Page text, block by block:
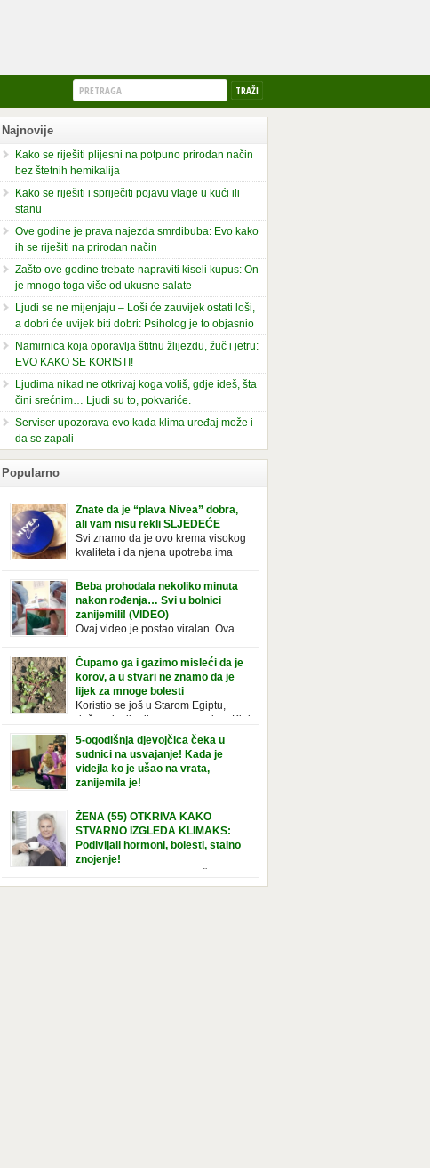
Najnovije
Kako se riješiti plijesni na potpuno prirodan način
bez štetnih hemikalija
Kako se riješiti i spriječiti pojavu vlage u kući ili
stanu
Ove godine je prava najezda smrdibuba: Evo kako
ih se riješiti na prirodan način
Zašto ove godine trebate napraviti kiseli kupus: On
je mnogo toga više od ukusne salate
Ljudi se ne mijenjaju – Loši će zauvijek ostati loši,
a dobri će uvijek biti dobri: Psiholog je to objasnio
Namirnica koja oporavlja štitnu žlijezdu, žuč i jetru:
EVO KAKO SE KORISTI!
Ljudima nikad ne otkrivaj koga voliš, gdje ideš, šta
čini srećnim… Ljudi su to, pokvariće.
Serviser upozorava evo kada klima uređaj može i
da se zapali
Popularno
Znate da je “plava Nivea” dobra,
ali vam nisu rekli SLJEDEĆE
Svi znamo da je ovo krema visokog
kvaliteta i da njena upotreba ima
sljedeće o njoj. Nivea krema u klasičnoj, plavoj
kutiji, prepoznatljivog mirisa i jednostavne
formule, jeste nezamenljiv inventar u kupatilima i
muškaraca i žena. Mnogi ljudi se ne odvajaju od
nje, pa je čak nose sa […]
Beba prohodala nekoliko minuta
nakon rođenja… Svi u bolnici
zanijemili! (VIDEO)
Ovaj video je postao viralan. Ova
korake. To je mnoge nasmijalo. Ovaj video je baš
neobičan. Ne viđamo baš često ovakve korake
kod novorođenih beba. Video je snimila babica,
pregledalo ga je preko 80 miliona ljudi. Ove
babice su ostale u čudu nakon što su vidjeli kako
Čupamo ga i gazimo misleći da je
korov, a u stvari ne znamo da je
lijek za mnoge bolesti
Koristio se još u Starom Egiptu,
duže od milenijuma se uzgaja u Kini
i Indiji, Francuzi od njega prave različita
tradicionalna jela i čorbe… Jedino mi gazimo po
njemu, čupamo ga i bacamo kao korov! Tušt je
jednogodišnji, ali vrlo uporan “korov” koji, ka­da
nam se jednom nastani u bašti ili dvorištu, teško
5-ogodišnja djevojčica čeka u
sudnici na usvajanje! Kada je
videjla ko je ušao na vrata,
zanijemila je!
zbrinuta u hraniteljskoj porodici. Sada, u svojoj 5.
godini, dočekala je momenat usvajanja, kada će
dobiti novu, stalnu porodicu. Ovaj dan je bio
veoma poseban za djevojčicu i njenu novu
porodicu, ali je uskoro postao još čarobniji,
ŽENA (55) OTKRIVA KAKO
STVARNO IZGLEDA KLIMAKS:
Podivljali hormoni, bolesti, stalno
znojenje!
“Bila sam slomljena, naslušala sam
se o tome da ću uskoro izgledati kao da imam